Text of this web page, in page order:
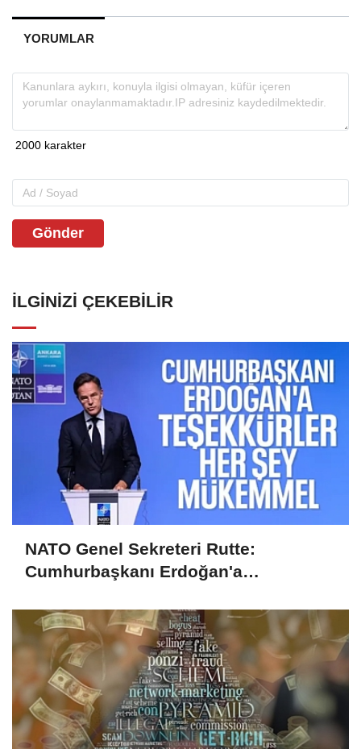
YORUMLAR
Gönder
İLGINIZI ÇEKEBILIR
NATO Genel Sekreteri Rutte:
Cumhurbaşkanı Erdoğan'a